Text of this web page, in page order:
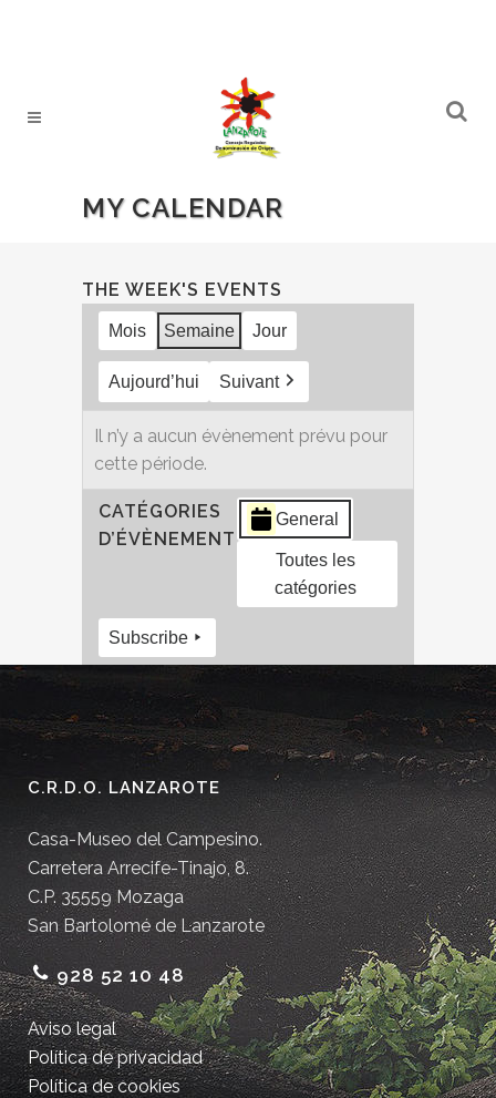
MY CALENDAR
THE WEEK'S EVENTS
Mois Semaine Jour
Aujourd’hui Suivant
Il n’y a aucun évènement prévu pour
cette période.
CATÉGORIES
D’ÉVÈNEMENT
General
Toutes les
catégories
Subscribe
C.R.D.O. LANZAROTE
Casa-Museo del Campesino.
Carretera Arrecife-Tinajo, 8.
C.P. 35559 Mozaga
San Bartolomé de Lanzarote
928 52 10 48
Aviso legal
Política de privacidad
Política de cookies